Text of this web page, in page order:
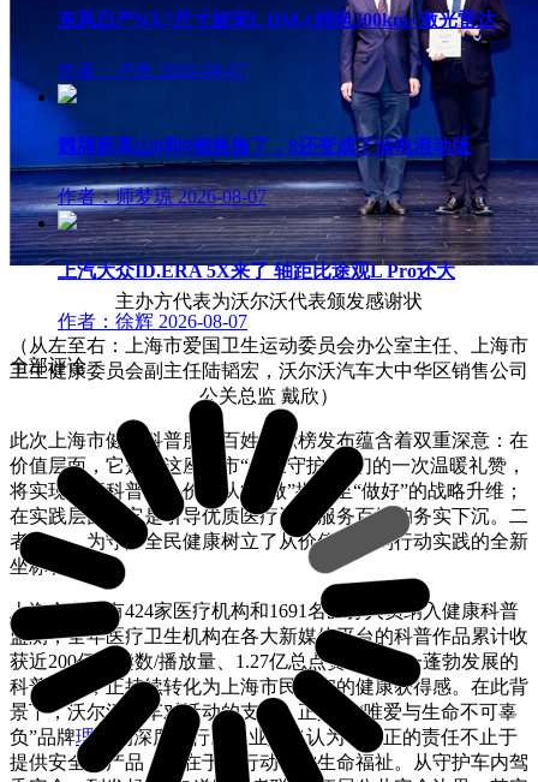
主办方代表为沃尔沃代表颁发感谢状
（从左至右：上海市爱国卫生运动委员会办公室主任、上海市
卫生健康委员会副主任陆韬宏，沃尔沃汽车大中华区销售公司
公关总监 戴欣）
此次上海市健康科普服务百姓贡献榜发布蕴含着双重深意：在
价值层面，它是对这座城市“健康守护者”们的一次温暖礼赞，
将实现健康科普核心价值从“可做”提升至“做好”的战略升维；
在实践层面，它是引导优质医疗资源服务百姓的务实下沉。二
者合一，为守护全民健康树立了从价值引领到行动实践的全新
坐标和典范。
上海全市共有424家医疗机构和1691名医务人员纳入健康科普
监测，全年医疗卫生机构在各大新媒体平台的科普作品累计收
获近200亿阅读数/播放量、1.27亿总点赞量。这一蓬勃发展的
科普生态，正持续转化为上海市民切实的健康获得感。在此背
景下，沃尔沃汽车对活动的支持，正是其“唯爱与生命不可辜
负”品牌理念
的深度践行。企业始终认为，真正的责任不止于
提供安全的产品，更在于以行动守护生命福祉。从守护车内驾
东风日产NX7尺寸超宋L DM-i 纯电300km+激光雷达
作者：卢奇 2026-08-07
魏牌新高山8和9都换脸了，8还变成了油电混动版
作者：师梦琼 2026-08-07
上汽大众ID.ERA 5X来了 轴距比途观L Pro还大
作者：徐辉 2026-08-07
全部评论